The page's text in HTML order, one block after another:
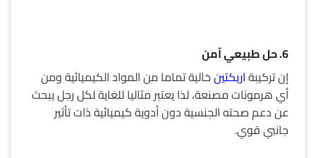
6. حل طبيعي آمن
إن تركيبةاريكتينخالية تماما من المواد الكيميائية ومن
أي هرمونات مصنعة، لذا يعتبر مثاليا للغاية لكل رجل يبحث
عن دعم صحته الجنسية دون أدوية كيميائية ذات تأثير
جانبي قوي.